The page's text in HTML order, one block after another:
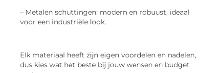
– Metalen schuttingen: modern en robuust, ideaal
voor een industriële look.
Elk materiaal heeft zijn eigen voordelen en nadelen,
dus kies wat het beste bij jouw wensen en budget